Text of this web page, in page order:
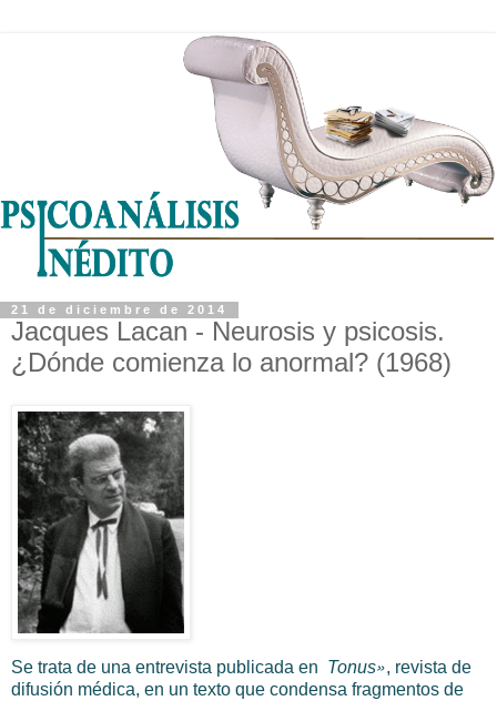
21 de diciembre de 2014
Jacques Lacan - Neurosis y psicosis.
¿Dónde comienza lo anormal? (1968)
Se trata de una entrevista publicada en Tonus», revista de
difusión médica, en un texto que condensa fragmentos de